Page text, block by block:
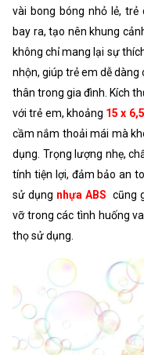
vài bong bóng nhỏ lẻ, trẻ
bay ra, tạo nên khung
không chỉ mang lại sự
nhộn, giúp trẻ em dễ dàng
thân trong gia đình. Kích
với trẻ em, khoảng 15 x
cầm nắm thoải mái mà
dụng. Trọng lượng nhẹ,
tính tiện lợi, đảm bảo an
sử dụng nhựa ABS cũng
vỡ trong các tình huống
thọ sử dụng.